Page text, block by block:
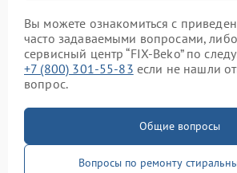
Вы можете ознакомиться с
часто задаваемыми вопросами,
сервисный центр “FIX-Beko” по
+7 (800) 301-55-83 если не нашли
вопрос.
Общие вопросы
Вопросы по ремонту